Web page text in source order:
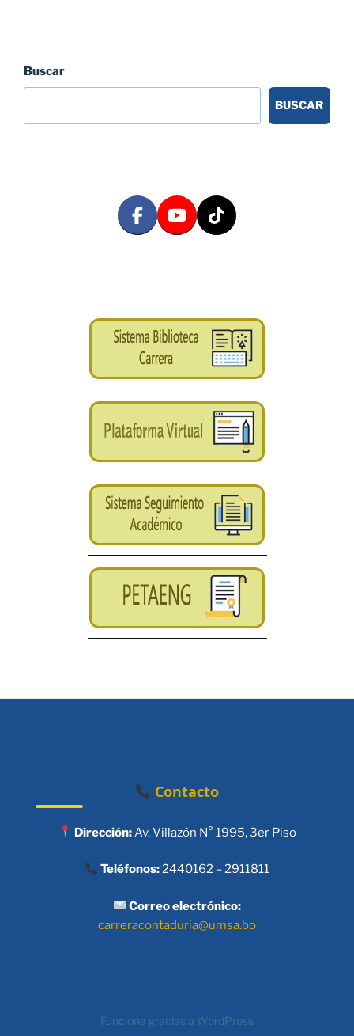
Buscar
BUSCAR
Contacto
Dirección:Av. Villazón N° 1995, 3er Piso
Teléfonos:2440162 – 2911811
Correo electrónico:
carreracontaduria@umsa.bo
Funciona gracias a WordPress